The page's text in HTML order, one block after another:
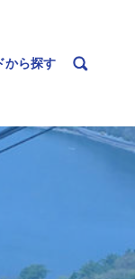
から探す